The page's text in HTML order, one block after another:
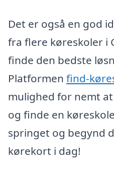
Det er også en god
fra flere køreskoler i
finde den bedste
Platformen find-
mulighed for nemt
og finde en
springet og begynd
kørekort i dag!